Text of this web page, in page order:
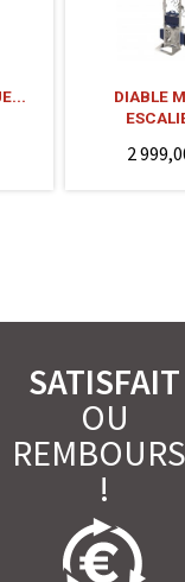
DIABLE
2
SATISFAIT
OU
!